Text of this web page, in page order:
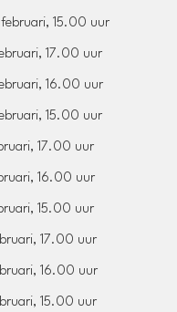
februari, 15.00 uur
17.00 uur
16.00 uur
15.00 uur
17.00 uur
16.00 uur
15.00 uur
17.00 uur
16.00 uur
15.00 uur